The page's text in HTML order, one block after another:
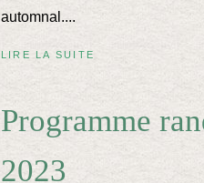
automnal....
LIRE LA SUITE
Programme
2023